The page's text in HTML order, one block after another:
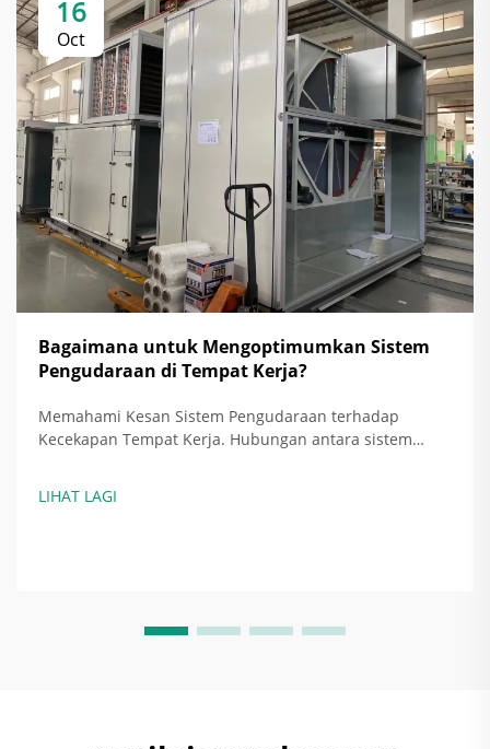
16
Oct
Bagaimana untuk Mengoptimumkan Sistem
Pengudaraan di Tempat Kerja?
Memahami Kesan Sistem Pengudaraan terhadap
Kecekapan Tempat Kerja. Hubungan antara sistem
sebenarnya menjimatkan tenaga dengan menyesuaikan
LIHAT LAGI